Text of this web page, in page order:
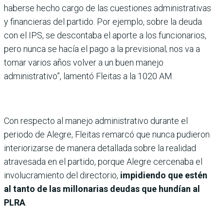
haberse hecho cargo de las cuestiones administrativas
y financieras del partido. Por ejemplo, sobre la deuda
con el IPS, se descontaba el aporte a los funcionarios,
pero nunca se hacía el pago a la previsional; nos va a
tomar varios años volver a un buen manejo
administrativo”, lamentó Fleitas a la 1020 AM.
Con respecto al manejo administrativo durante el
periodo de Alegre, Fleitas remarcó que nunca pudieron
interiorizarse de manera detallada sobre la realidad
atravesada en el partido, porque Alegre cercenaba el
involucramiento del directorio, impidiendo que estén
al tanto de las millonarias deudas que hundían al
PLRA